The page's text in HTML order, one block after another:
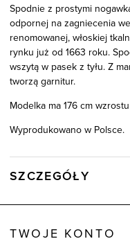
Spodnie z prostymi
odpornej na zagniecenia
renomowanej, włoskiej
rynku już od 1663 roku.
wszytą w pasek z tyłu. Z
tworzą garnitur.
Modelka ma 176 cm
Wyprodukowano w Polsce.
SZCZEGÓŁY
TWOJE KONTO